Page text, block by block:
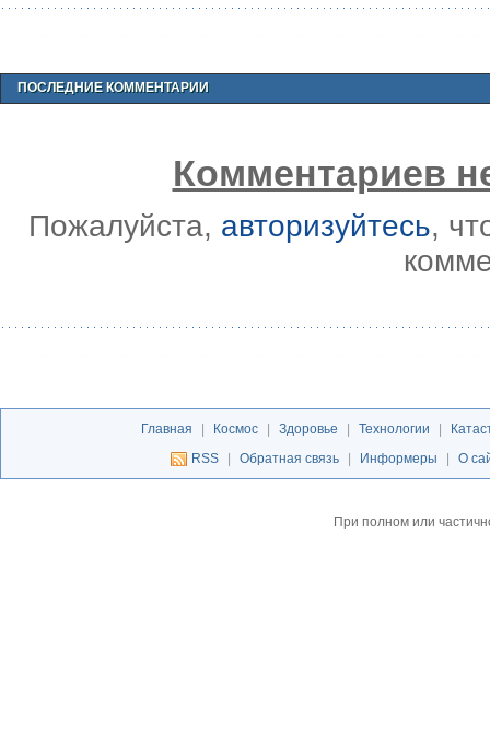
ПОСЛЕДНИЕ КОММЕНТАРИИ
Комментариев
Пожалуйста, авторизуйтесь,
Главная | Космос | Здоровье | Технологии |
RSS
| Обратная связь | Информеры | О
При полном или